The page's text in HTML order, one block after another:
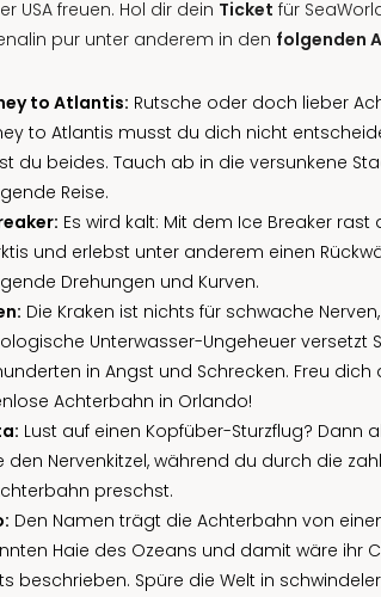
USA freuen. Hol dir dein Ticket für
pur unter anderem in den folgenden
to Atlantis: Rutsche oder doch lieber
to Atlantis musst du dich nicht
du beides. Tauch ab in die versunkene
Reise.
Es wird kalt: Mit dem Ice Breaker rast
und erlebst unter anderem einen
Drehungen und Kurven.
Die Kraken ist nichts für schwache
Unterwasser-Ungeheuer versetzt
in Angst und Schrecken. Freu dich
Achterbahn in Orlando!
Lust auf einen Kopfüber-Sturzflug? Dann
den Nervenkitzel, während du durch die
preschst.
Den Namen trägt die Achterbahn von
Haie des Ozeans und damit wäre ihr
beschrieben. Spüre die Welt in